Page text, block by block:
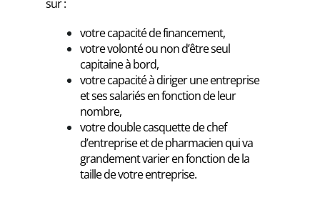
sur :
votre capacité de financement,
votre volonté ou non d’être seul
capitaine à bord,
votre capacité à diriger une entreprise
et ses salariés en fonction de leur
nombre,
votre double casquette de chef
d’entreprise et de pharmacien qui va
grandement varier en fonction de la
taille de votre entreprise.